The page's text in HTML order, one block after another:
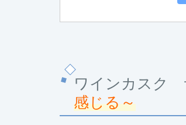
ワインカスク
感じる～